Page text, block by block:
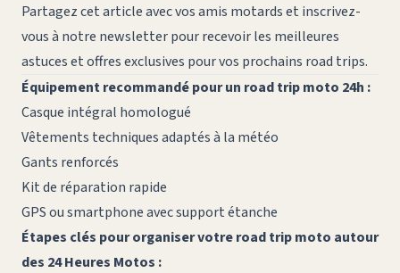
Partagez cet article avec vos amis motards et inscrivez-
vous à notre newsletter pour recevoir les meilleures
astuces et offres exclusives pour vos prochains road trips.
Équipement recommandé pour un road trip moto 24h :
Casque intégral homologué
Vêtements techniques adaptés à la météo
Gants renforcés
Kit de réparation rapide
GPS ou smartphone avec support étanche
Étapes clés pour organiser votre road trip moto autour
des 24 Heures Motos :